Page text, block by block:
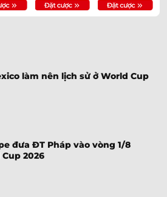
làm nên lịch sử ở World Cup
đưa ĐT Pháp vào vòng 1/8
2026